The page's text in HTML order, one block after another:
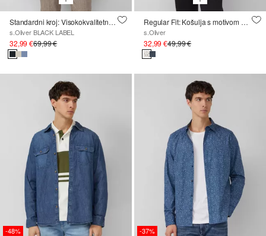
Standardni kroj: Visokokvalitetna košulja od čistog lana
s.Oliver BLACK LABEL
32,99 €69,99 €
Regular Fit: Košulja s motivom Peanuts®
s.Oliver
32,99 €49,99 €
-48% -37%